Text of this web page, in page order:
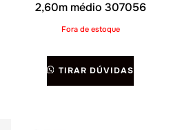
2,60m médio 307056
Fora de estoque
TIRAR DÚVIDAS